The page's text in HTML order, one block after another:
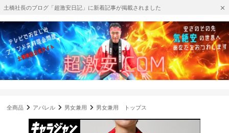
土橋社長のブログ「超激安日記」に新着記事が掲載されました
全商品 アパレル 男女兼用 男女兼用 トップス